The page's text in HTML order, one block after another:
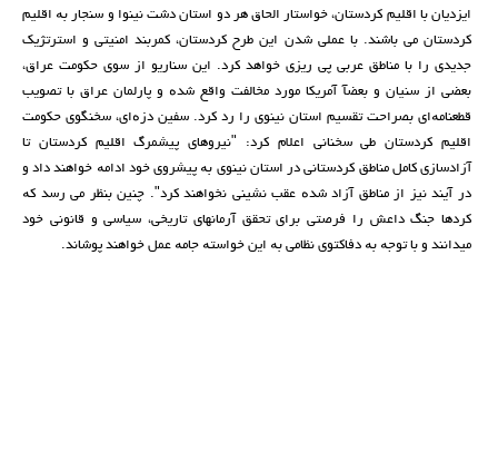
ایزدیان با اقلیم کردستان، خواستار الحاق هر دو استان دشت نینوا و سنجار بە اقلیم
کردستان می باشند. با عملی شدن این طرح کردستان، کمربند امنیتی و استرتژیک
جدیدی را با مناطق عربی پی ریزی خواهد کرد. این سناریو از سوی حکومت عراق،
بعضی از سنیان و بعضآ آمریکا مورد مخالفت واقع شدە و پارلمان عراق با تصویب
قطعنامەای بصراحت تقسیم استان نینوی را رد کرد. سفین دزەای، سخنگوی حکومت
اقلیم کردستان طی سخنانی اعلام کرد: "نیروهای پیشمرگ اقلیم کردستان تا
آزادسازی کامل مناطق کردستانی در استان نینوی بە پیشروی خود ادامە خواهند داد و
در آیند نیز از مناطق آزاد شدە عقب نشینی نخواهند کرد". چنین بنظر می رسد کە
کردها جنگ داعش را فرصتی برای تحقق آرمانهای تاریخی، سیاسی و قانونی خود
میدانند و با توجە بە دفاکتوی نظامی بە این خواستە جامە عمل خواهند پوشاند.